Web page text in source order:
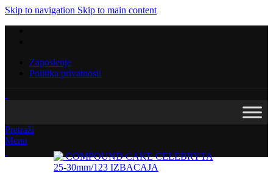
Skip to navigation Skip to main content
Zaposlenje
Politika privatnosti
Pretraži
Menu